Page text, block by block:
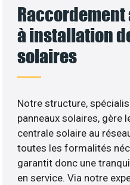
à installation
solaires
Notre structure,
panneaux solaires, gère
centrale solaire au
toutes les formalités
garantit donc une
en service. Via notre